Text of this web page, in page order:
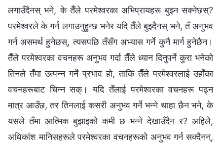
लगाउँदैनस् भने, के तैँले परमेश्‍वरका अभिप्रायहरू बुझ्न सक्‍नेछस्?
परमेश्‍वरले के गर्न लगाउनुहुन्छ भनेर यदि तैँले बुझ्दैनस् भने, तँ अनुभव
गर्न असमर्थ हुनेछस्, त्यसपछि तँसँग अभ्यास गर्ने कुनै मार्ग हुनेछैन।
तैँले परमेश्‍वरका वचनहरू अनुभव गर्दा तैँले ध्यान दिनुपर्ने कुरा भनेको
तिनले तँमा उत्पन्न गर्ने प्रभाव हो, ताकि तैँले परमेश्‍वरलाई उहाँका
वचनहरूबाट चिन्न सक्। यदि तँलाई परमेश्‍वरका वचनहरू पढ्न
मात्र आउँछ, तर तिनलाई कसरी अनुभव गर्ने भन्‍ने थाहा छैन भने, के
यसले तँमा आत्मिक बुझाइको कमी छ भन्‍ने देखाउँदैन र? अहिले,
अधिकांश मानिसहरूले परमेश्‍वरका वचनहरूको अनुभव गर्न सक्दैनन्,